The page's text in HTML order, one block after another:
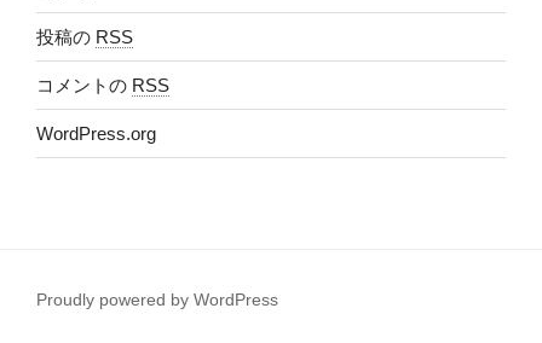
投稿の RSS
コメントの RSS
WordPress.org
Proudly powered by WordPress